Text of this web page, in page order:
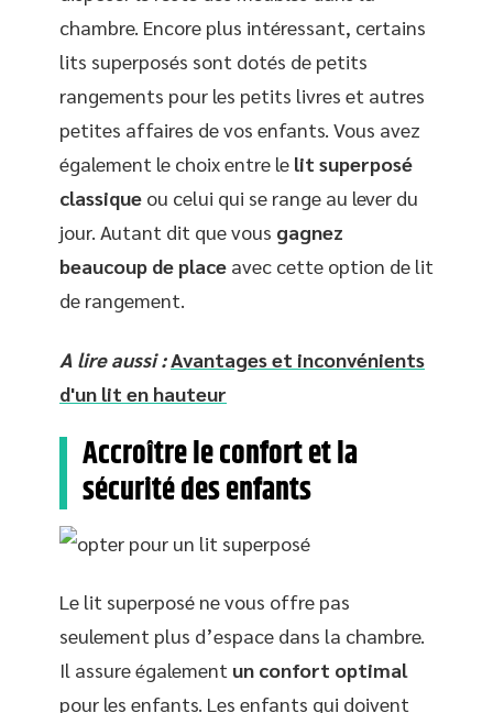
chambre. Encore plus intéressant, certains
lits superposés sont dotés de petits
rangements pour les petits livres et autres
petites affaires de vos enfants. Vous avez
également le choix entre le lit superposé
classique ou celui qui se range au lever du
jour. Autant dit que vous gagnez
beaucoup de place avec cette option de lit
de rangement.
A lire aussi : Avantages et inconvénients
d'un lit en hauteur
Accroître le confort et la
sécurité des enfants
Le lit superposé ne vous offre pas
seulement plus d’espace dans la chambre.
Il assure également un confort optimal
pour les enfants. Les enfants qui doivent